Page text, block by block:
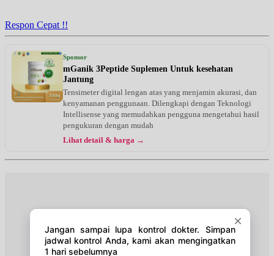
Jam 19:00 - 21:00
EKSEKUTIF
Jumat, 28/08/2026
Jam 19:00 - 21:00
Jam 19:00 - 21:00
Jumat, 04/09/2026
Jam 19:00 - 21:00
Respon Cepat !!
Sponsor
mGanik 3Peptide Suplemen Untuk kesehatan
Jantung
Tensimeter digital lengan atas yang menjamin akurasi, dan
kenyamanan penggunaan. Dilengkapi dengan Teknologi
Intellisense yang memudahkan pengguna mengetahui hasil
pengukuran dengan mudah
Lihat detail & harga →